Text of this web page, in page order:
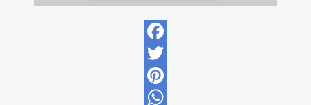
Facebook
Twitter
Pinterest